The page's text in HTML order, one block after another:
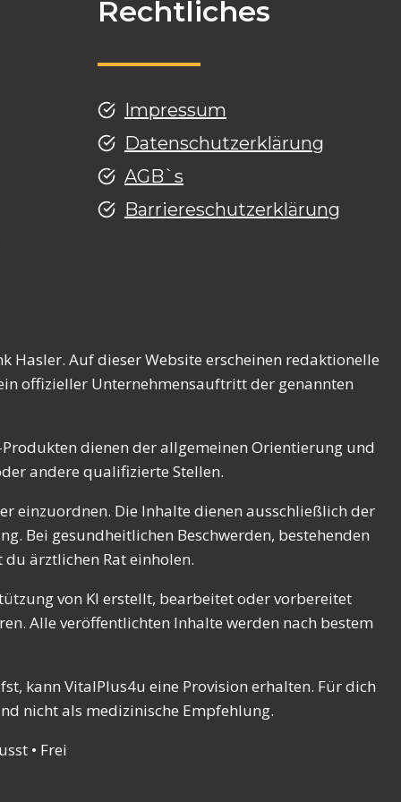
Rechtliches
Impressum
Datenschutzerklärung
AGB`s
Barriereschutzerklärung
Auf dieser Website erscheinen redaktionelle
offizieller Unternehmensauftritt der genannten
Produkten dienen der allgemeinen Orientierung und
andere qualifizierte Stellen.
einzuordnen. Die Inhalte dienen ausschließlich der
Bei gesundheitlichen Beschwerden, bestehenden
ärztlichen Rat einholen.
von KI erstellt, bearbeitet oder vorbereitet
Alle veröffentlichten Inhalte werden nach bestem
kann VitalPlus4u eine Provision erhalten. Für dich
nicht als medizinische Empfehlung.
• Frei